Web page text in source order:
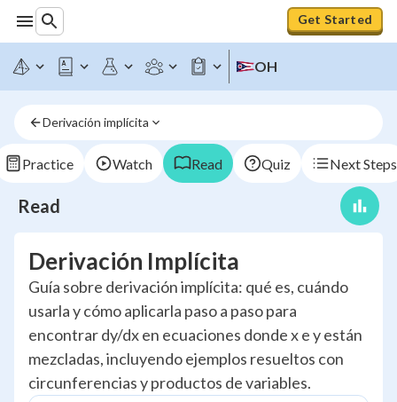
Get Started
OH
Derivación implícita
Practice Watch Read Quiz Next Steps
Read
Derivación Implícita
Guía sobre derivación implícita: qué es, cuándo
usarla y cómo aplicarla paso a paso para
encontrar dy/dx en ecuaciones donde x e y están
mezcladas, incluyendo ejemplos resueltos con
circunferencias y productos de variables.